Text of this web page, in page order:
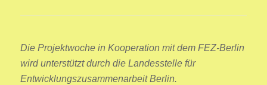
Die Projektwoche in Kooperation mit dem FEZ-Berlin
wird unterstützt durch die Landesstelle für
Entwicklungszusammenarbeit Berlin.